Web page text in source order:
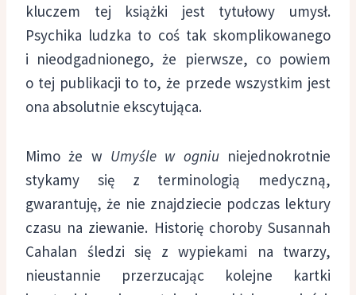
kluczem tej książki jest tytułowy umysł.
Psychika ludzka to coś tak skomplikowanego
i nieodgadnionego, że pierwsze, co powiem
o tej publikacji to to, że przede wszystkim jest
ona absolutnie ekscytująca.
Mimo że w Umyśle w ogniuniejednokrotnie
stykamy się z terminologią medyczną,
gwarantuję, że nie znajdziecie podczas lektury
czasu na ziewanie. Historię choroby Susannah
Cahalan śledzi się z wypiekami na twarzy,
nieustannie przerzucając kolejne kartki